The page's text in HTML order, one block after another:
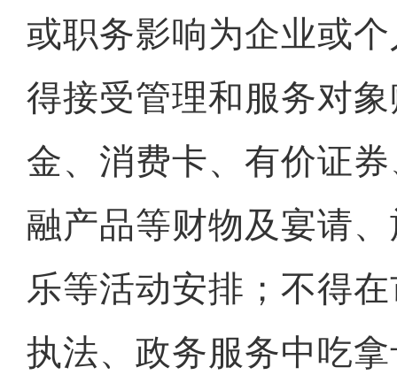
或职务影响为企业或
得接受管理和服务对
金、消费卡、有价证
融产品等财物及宴请
乐等活动安排；不得
执法、政务服务中吃